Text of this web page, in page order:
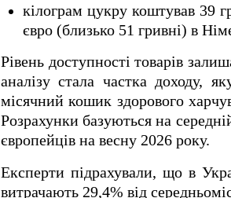
кілограм цукру коштував 39
євро (близько 51 гривні) в
Рівень доступності товарів
аналізу стала частка доходу,
місячний кошик здорового
Розрахунки базуються на
європейців на весну 2026 року.
Експерти підрахували, що в
витрачають 29,4% від